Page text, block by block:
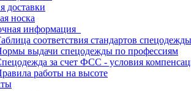
доставки
носка
информация
соответствия стандартов спецодежды
выдачи спецодежды по профессиям
за счет ФСС - условия
работы на высоте